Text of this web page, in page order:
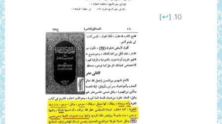
[
↩
]